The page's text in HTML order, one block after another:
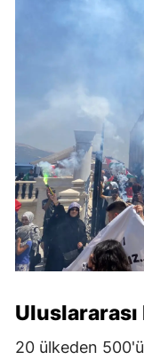
Uluslararası
20 ülkeden 500'ü